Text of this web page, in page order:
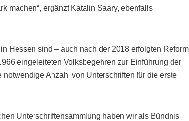
machen“, ergänzt Katalin Saary, ebenfalls
Hessen sind – auch nach der 2018 erfolgten Reform
eingeleiteten Volksbegehren zur Einführung der
Anzahl von Unterschriften für die erste
Unterschriftensammlung haben wir als Bündnis